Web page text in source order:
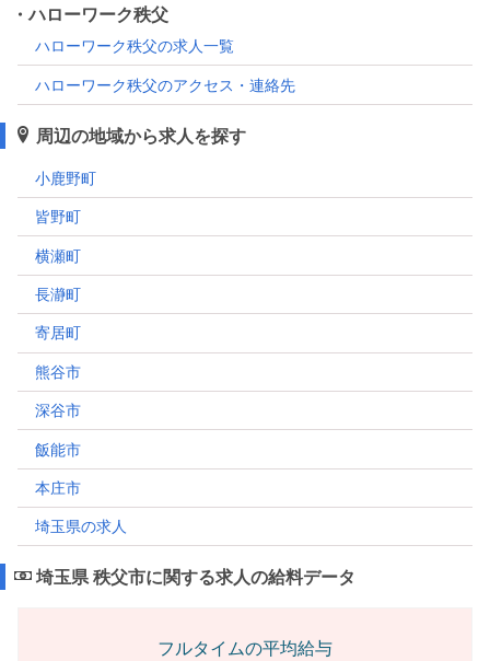
・ハローワーク秩父
ハローワーク秩父の求人一覧
ハローワーク秩父のアクセス・連絡先
周辺の地域から求人を探す
小鹿野町
皆野町
横瀬町
長瀞町
寄居町
熊谷市
深谷市
飯能市
本庄市
埼玉県の求人
埼玉県 秩父市に関する求人の給料データ
フルタイムの平均給与